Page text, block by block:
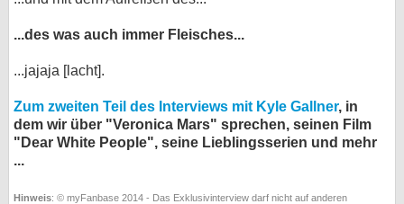
...des was auch immer Fleisches...
...jajaja [lacht].
Zum zweiten Teil des Interviews mit Kyle Gallner, in
dem wir über "Veronica Mars" sprechen, seinen Film
"Dear White People", seine Lieblingsserien und mehr
...
Hinweis: © myFanbase 2014 - Das Exklusivinterview darf nicht auf anderen